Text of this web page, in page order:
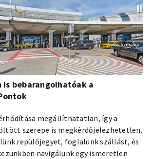
bebarangolhatóak a
megállíthatatlan, így a
szerepe is megkérdőjelezhetetlen.
repülőjegyet, foglalunk szállást, és
navigálunk egy ismeretlen